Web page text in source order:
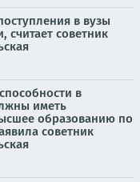
в вузы
считает советник
в
иметь
образованию по
советник